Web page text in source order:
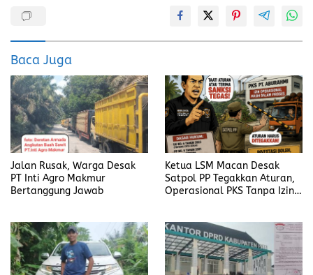
o
o
k
d
o
n
Baca Juga
Jalan Rusak, Warga Desak
PT Inti Agro Makmur
Bertanggung Jawab
Ketua LSM Macan Desak
Satpol PP Tegakkan Aturan,
Operasional PKS Tanpa Izin